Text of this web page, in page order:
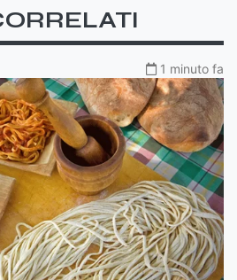
1 minuto fa